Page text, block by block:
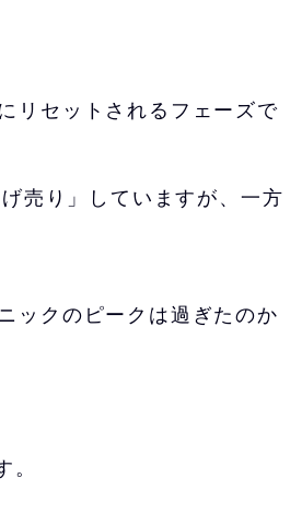
リセットされるフェーズで
売り」していますが、一方
ックのピークは過ぎたのか
。